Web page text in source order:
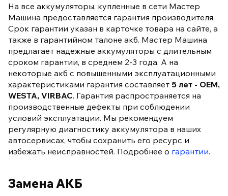
На все аккумуляторы, купленные в сети Мастер
Машина предоставляется гарантия производителя.
Срок гарантии указан в карточке товара на сайте, а
также в гарантийном талоне акб. Мастер Машина
предлагает надежные аккумуляторы с длительным
сроком гарантии, в среднем 2-3 года. А на
некоторые акб с повышенными эксплуатационными
характеристиками гарантия составляет 5 лет - OEM,
WESTA, VIRBAC. Гарантия распространяется на
производственные дефекты при соблюдении
условий эксплуатации. Мы рекомендуем
регулярную диагностику аккумулятора в наших
автосервисах, чтобы сохранить его ресурс и
избежать неисправностей. Подробнее о гарантии.
Замена АКБ